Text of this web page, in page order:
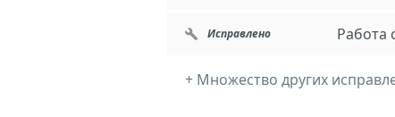
Исправлено Работа
+ Множество других